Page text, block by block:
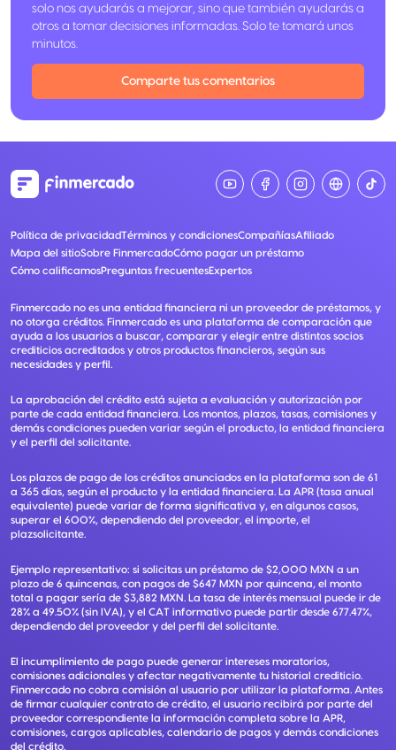
solo nos ayudarás a mejorar, sino que también ayudarás a
otros a tomar decisiones informadas. Solo te tomará unos
minutos.
Comparte tus comentarios
Política de privacidadTérminos y condicionesCompañíasAfiliado
Mapa del sitioSobre FinmercadoCómo pagar un préstamo
Cómo calificamosPreguntas frecuentesExpertos
Finmercado no es una entidad financiera ni un proveedor de préstamos, y
no otorga créditos. Finmercado es una plataforma de comparación que
ayuda a los usuarios a buscar, comparar y elegir entre distintos socios
crediticios acreditados y otros productos financieros, según sus
necesidades y perfil.
La aprobación del crédito está sujeta a evaluación y autorización por
parte de cada entidad financiera. Los montos, plazos, tasas, comisiones y
demás condiciones pueden variar según el producto, la entidad financiera
y el perfil del solicitante.
Los plazos de pago de los créditos anunciados en la plataforma son de 61
a 365 días, según el producto y la entidad financiera. La APR (tasa anual
equivalente) puede variar de forma significativa y, en algunos casos,
superar el 600%, dependiendo del proveedor, el importe, el
plazsolicitante.
Ejemplo representativo: si solicitas un préstamo de $2,000 MXN a un
plazo de 6 quincenas, con pagos de $647 MXN por quincena, el monto
total a pagar sería de $3,882 MXN. La tasa de interés mensual puede ir de
28% a 49.50% (sin IVA), y el CAT informativo puede partir desde 677.47%,
dependiendo del proveedor y del perfil del solicitante.
El incumplimiento de pago puede generar intereses moratorios,
comisiones adicionales y afectar negativamente tu historial crediticio.
Finmercado no cobra comisión al usuario por utilizar la plataforma. Antes
de firmar cualquier contrato de crédito, el usuario recibirá por parte del
proveedor correspondiente la información completa sobre la APR,
comisiones, cargos aplicables, calendario de pagos y demás condiciones
del crédito.